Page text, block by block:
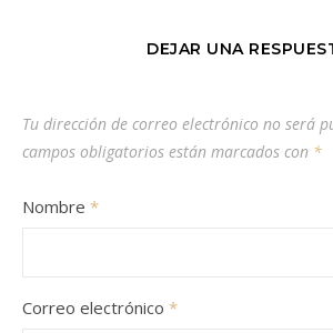
DEJAR UNA
Tu dirección de correo electrónico no será
campos obligatorios están marcados con *
Nombre *
Correo electrónico *